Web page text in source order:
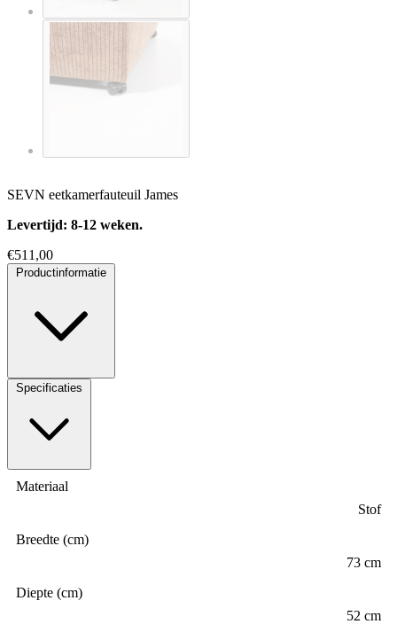
SEVN eetkamerfauteuil James
Levertijd: 8-12 weken.
€511,00
Productinformatie
Specificaties
Materiaal
Stof
Breedte (cm)
73 cm
Diepte (cm)
52 cm